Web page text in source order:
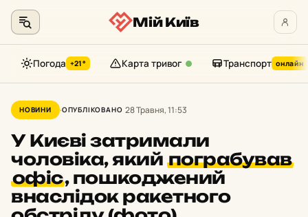
до
контенту
Мій Київ
Погода +21° Карта тривог Транспорт онлайн
НОВИНИ ОПУБЛІКОВАНО 28 Травня, 11:53
У Києві затримали
чоловіка, який пограбував
офіс,пошкоджений
внаслідок ракетного